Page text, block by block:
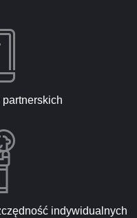
indywidualnych